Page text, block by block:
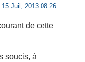
15 Juil, 2013 08:26
de cette
soucis, à